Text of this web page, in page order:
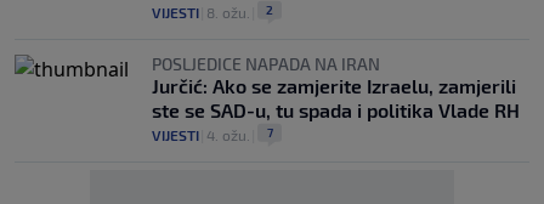
VIJESTI 8. ožu. 2
POSLJEDICE NAPADA NA IRAN
Jurčić: Ako se zamjerite Izraelu, zamjerili
ste se SAD-u, tu spada i politika Vlade RH
VIJESTI 4. ožu. 7